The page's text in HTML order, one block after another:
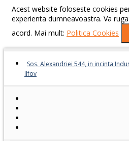
Acest website foloseste cookies
experienta dumneavoastra. Va
acord. Mai mult: Politica Cookies
Sos. Alexandriei 544, in incinta
Ilfov